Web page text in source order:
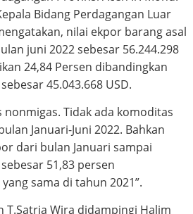
Bidang Perdagangan Luar
nilai ekpor barang asal
juni 2022 sebesar 56.244.298
24,84 Persen dibandingkan
45.043.668 USD.
nonmigas. Tidak ada komoditas
Januari-Juni 2022. Bahkan
dari bulan Januari sampai
51,83 persen
sama di tahun 2021”.
T.Satria Wira didampingi Halim